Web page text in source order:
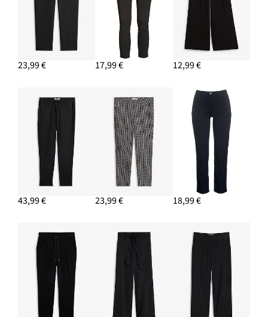
PRIDAŤ DO KOŠÍKA
Náušnice kruhy
11,99 €
34,99 €
PRIDAŤ DO KOŠÍKA
23,99 € 17,99 € 12,99 €
43,99 € 23,99 € 18,99 €